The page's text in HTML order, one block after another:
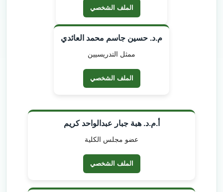
الملف الشخصي
م.د. حسين جاسم محمد العائدي
ممثل التدريسيين
الملف الشخصي
أ.م.د. هبة جبار عبدالواحد كريم
عضو مجلس الكلية
الملف الشخصي